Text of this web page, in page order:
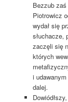
Bezzub
Piotrowicz
wydał się
słuchacze,
zaczęli się
których
i
dalej.